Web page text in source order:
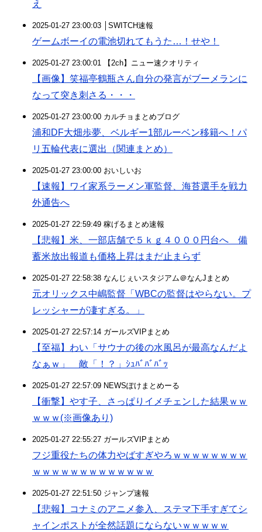
え
2025-01-27 23:00:03 │SWITCH速報
ゲームボーイの電池切れてもうた…！せや！
2025-01-27 23:00:01 【2ch】ニュー速クオリティ
【画像】笑福亭鶴瓶さん自分の発言がブーメランに
なって突き刺さる・・・
2025-01-27 23:00:00 カルチョまとめブログ
浦和DF大畑歩夢、ベルギー1部ルーベン移籍へ！パ
リ五輪代表に選出（関連まとめ）
2025-01-27 23:00:00 おいしいお
【速報】ワイ家系ラーメン軍監督、海苔選手を戦力
外通告へ
2025-01-27 22:59:49 稼げるまとめ速報
【悲報】米、一部店舗で５ｋｇ４０００円台へ 備
蓄米放出報道も価格上昇はまだ止まらず
2025-01-27 22:58:38 なんじぇいスタジアム＠なんJまとめ
元オリックス中嶋監督「WBCの監督はやらない。プ
レッシャーが凄すぎる。」
2025-01-27 22:57:14 ガールズVIPまとめ
【至福】わい「サウナの後の水風呂が最高なんだよ
なぁｗ」 敵「！？」ｼｭﾊﾞﾊﾞﾊﾞｯ
2025-01-27 22:57:09 NEWSぽけまとめーる
【衝撃】やす子、さっぱりイメチェンした結果ｗｗ
ｗｗｗ(※画像あり)
2025-01-27 22:55:27 ガールズVIPまとめ
フジ重役たちの体力やばすぎやろｗｗｗｗｗｗｗｗ
ｗｗｗｗｗｗｗｗｗｗｗｗｗ
2025-01-27 22:51:50 ジャンプ速報
【悲報】コナミのアニメ参入、ステマ下手すぎてシ
ャインポストが全然話題にならないｗｗｗｗｗ